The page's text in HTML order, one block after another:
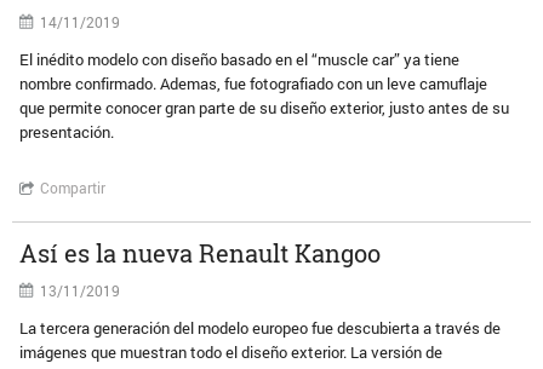
14/11/2019
El inédito modelo con diseño basado en el “muscle car” ya tiene
nombre confirmado. Ademas, fue fotografiado con un leve camuflaje
que permite conocer gran parte de su diseño exterior, justo antes de su
presentación.
Compartir
Así es la nueva Renault Kangoo
13/11/2019
La tercera generación del modelo europeo fue descubierta a través de
imágenes que muestran todo el diseño exterior. La versión de